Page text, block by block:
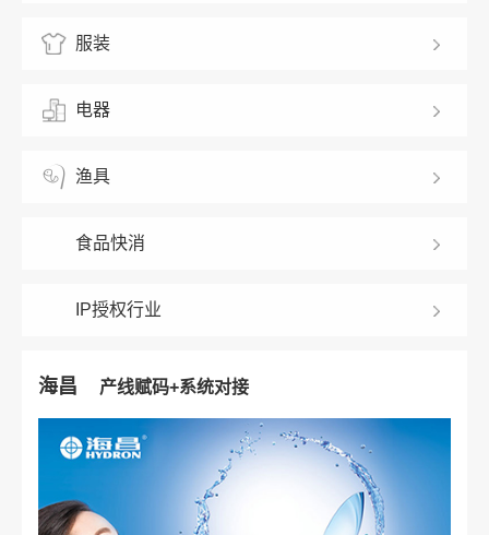
服装
电器
渔具
食品快消
IP授权行业
海昌 产线赋码+系统对接